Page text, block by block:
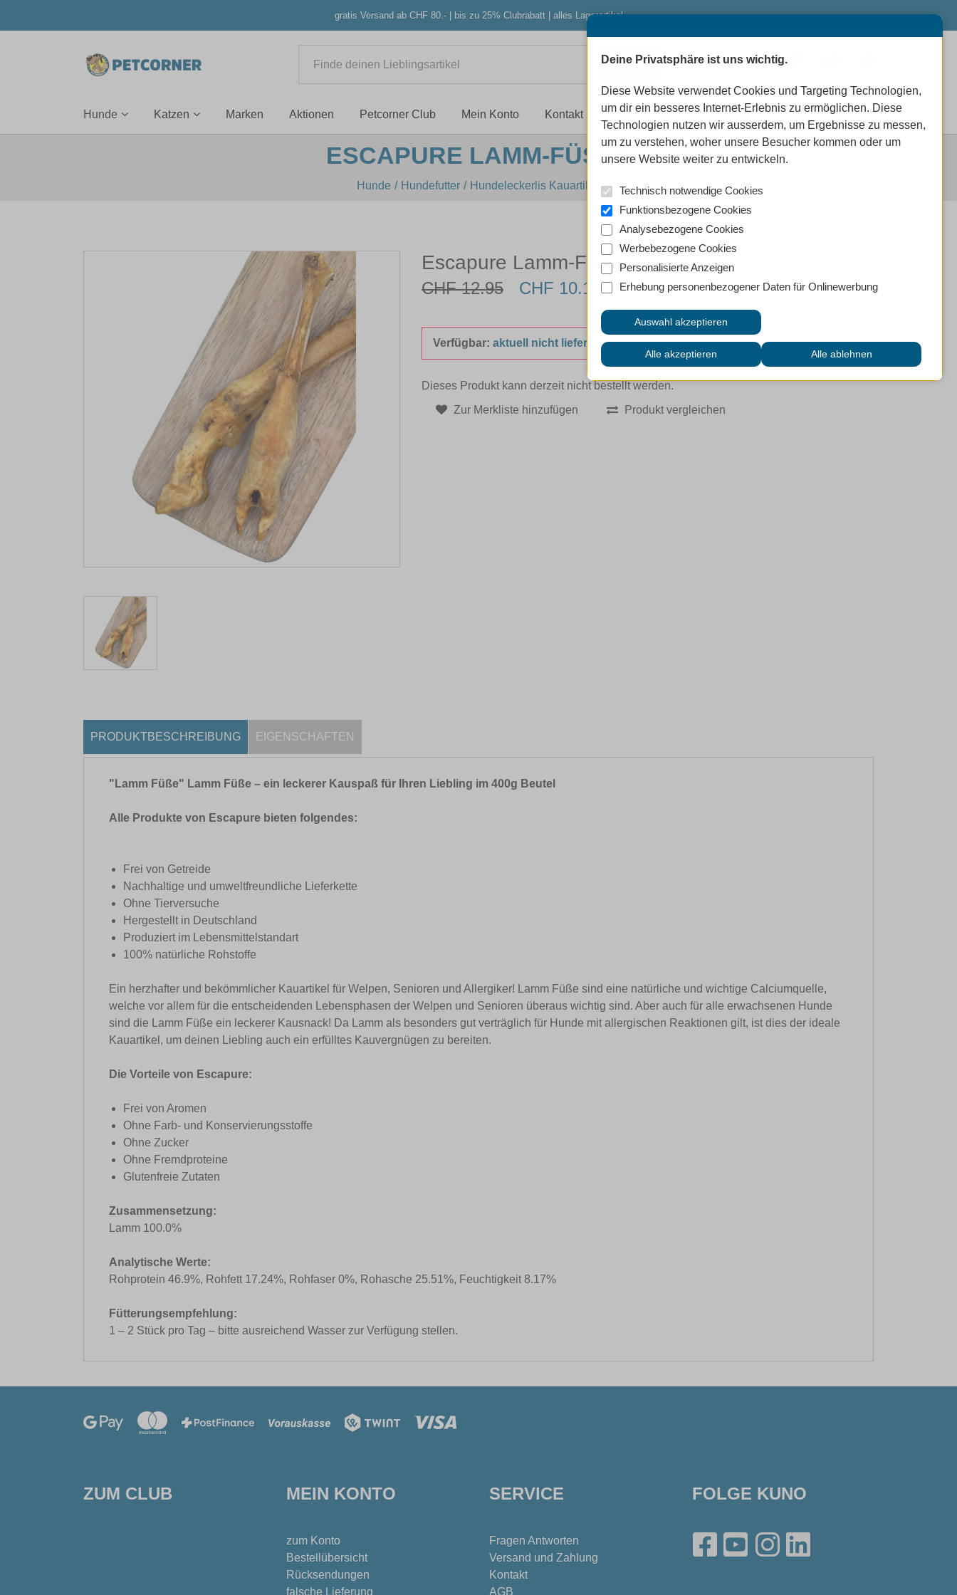
gratis Versand ab CHF 80.- | bis zu 25% Clubrabatt | alles Lagerartikel
Hunde Katzen Marken Aktionen Petcorner Club Mein Konto Kontakt
ESCAPURE LAMM-FÜSSE
Hunde Hundefutter Hundeleckerlis Kauartikel
Escapure Lamm-Füsse
CHF 12.95 CHF 10.10
Verfügbar: aktuell nicht lieferbar
Dieses Produkt kann derzeit nicht bestellt werden.
Zur Merkliste hinzufügen
Produkt vergleichen
PRODUKTBESCHREIBUNG EIGENSCHAFTEN
"Lamm Füße" Lamm Füße – ein leckerer Kauspaß für Ihren Liebling im 400g Beutel
Alle Produkte von Escapure bieten folgendes:
Frei von Getreide
Nachhaltige und umweltfreundliche Lieferkette
Ohne Tierversuche
Hergestellt in Deutschland
Produziert im Lebensmittelstandart
100% natürliche Rohstoffe
Ein herzhafter und bekömmlicher Kauartikel für Welpen, Senioren und Allergiker! Lamm Füße sind eine natürliche und wichtige Calciumquelle,
welche vor allem für die entscheidenden Lebensphasen der Welpen und Senioren überaus wichtig sind. Aber auch für alle erwachsenen Hunde
sind die Lamm Füße ein leckerer Kausnack! Da Lamm als besonders gut verträglich für Hunde mit allergischen Reaktionen gilt, ist dies der ideale
Kauartikel, um deinen Liebling auch ein erfülltes Kauvergnügen zu bereiten.
Die Vorteile von Escapure:
Frei von Aromen
Ohne Farb- und Konservierungsstoffe
Ohne Zucker
Ohne Fremdproteine
Glutenfreie Zutaten
Zusammensetzung:
Lamm 100.0%
Analytische Werte:
Rohprotein 46.9%, Rohfett 17.24%, Rohfaser 0%, Rohasche 25.51%, Feuchtigkeit 8.17%
Fütterungsempfehlung:
1 – 2 Stück pro Tag – bitte ausreichend Wasser zur Verfügung stellen.
ZUM CLUB MEIN KONTO
zum Konto
Bestellübersicht
Rücksendungen
falsche Lieferung
SERVICE
Fragen Antworten
Versand und Zahlung
Kontakt
AGB
FOLGE KUNO
Deine Privatsphäre ist uns wichtig.
Diese Website verwendet Cookies und Targeting Technologien,
um dir ein besseres Internet-Erlebnis zu ermöglichen. Diese
Technologien nutzen wir ausserdem, um Ergebnisse zu messen,
um zu verstehen, woher unsere Besucher kommen oder um
unsere Website weiter zu entwickeln.
Technisch notwendige Cookies
Funktionsbezogene Cookies
Analysebezogene Cookies
Werbebezogene Cookies
Personalisierte Anzeigen
Erhebung personenbezogener Daten für Onlinewerbung